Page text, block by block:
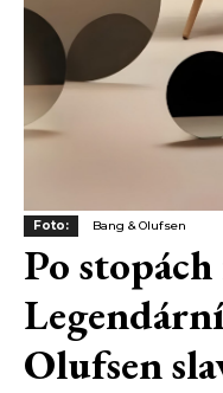
Foto: Bang & Olufsen
Po
Olufsen